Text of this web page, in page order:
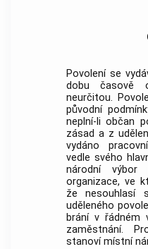
Povolení se
dobu časově
neurčitou.
původní
neplní-li občan
zásad a z
vydáno
vedle svého
národní výbor
organizace, ve
že nesouhlasí
uděleného
brání v řádném
zaměstnání.
stanoví místní